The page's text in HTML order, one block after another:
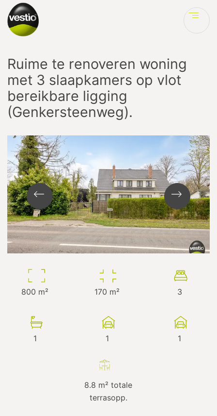
Ruime te renoveren woning
met 3 slaapkamers op vlot
bereikbare ligging
(Genkersteenweg).
800 m² 170 m² 3
1 1 1
8.8 m² totale
terrasopp.